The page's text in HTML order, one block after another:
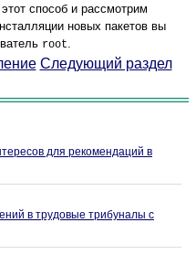
способ и рассмотрим
новых пакетов вы
root.
Следующий раздел
для рекомендаций в
в трудовые трибуналы с